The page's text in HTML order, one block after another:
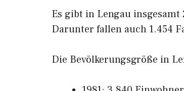
Es gibt in Lengau
Darunter fallen auch 1.454
Die Bevölkerungsgröße in